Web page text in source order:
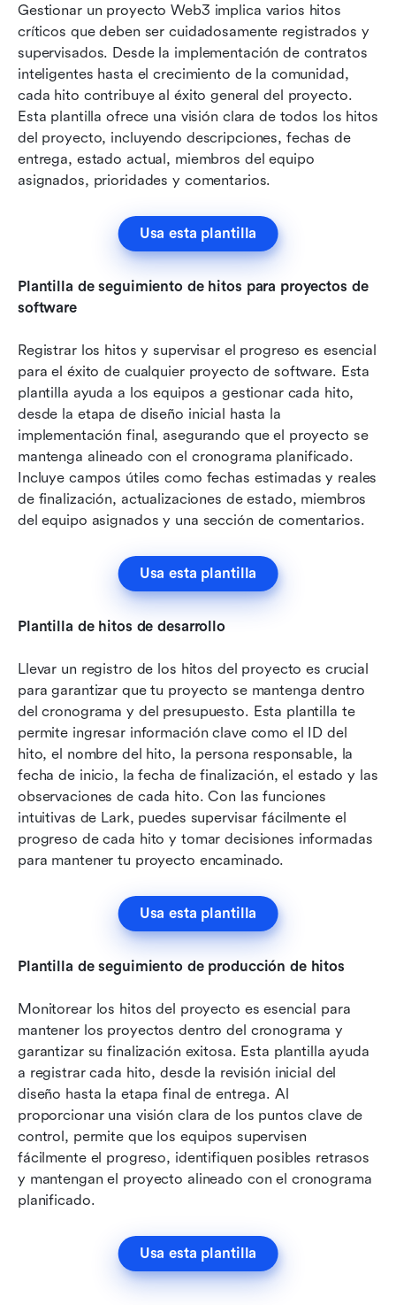
Gestionar un proyecto Web3 implica varios hitos
críticos que deben ser cuidadosamente registrados y
supervisados. Desde la implementación de contratos
inteligentes hasta el crecimiento de la comunidad,
cada hito contribuye al éxito general del proyecto.
Esta plantilla ofrece una visión clara de todos los hitos
del proyecto, incluyendo descripciones, fechas de
entrega, estado actual, miembros del equipo
asignados, prioridades y comentarios.
Usa esta plantilla
Plantilla de seguimiento de hitos para proyectos de
software
Registrar los hitos y supervisar el progreso es esencial
para el éxito de cualquier proyecto de software. Esta
plantilla ayuda a los equipos a gestionar cada hito,
desde la etapa de diseño inicial hasta la
implementación final, asegurando que el proyecto se
mantenga alineado con el cronograma planificado.
Incluye campos útiles como fechas estimadas y reales
de finalización, actualizaciones de estado, miembros
del equipo asignados y una sección de comentarios.
Usa esta plantilla
Plantilla de hitos de desarrollo
Llevar un registro de los hitos del proyecto es crucial
para garantizar que tu proyecto se mantenga dentro
del cronograma y del presupuesto. Esta plantilla te
permite ingresar información clave como el ID del
hito, el nombre del hito, la persona responsable, la
fecha de inicio, la fecha de finalización, el estado y las
observaciones de cada hito. Con las funciones
intuitivas de Lark, puedes supervisar fácilmente el
progreso de cada hito y tomar decisiones informadas
para mantener tu proyecto encaminado.
Usa esta plantilla
Plantilla de seguimiento de producción de hitos
Monitorear los hitos del proyecto es esencial para
mantener los proyectos dentro del cronograma y
garantizar su finalización exitosa. Esta plantilla ayuda
a registrar cada hito, desde la revisión inicial del
diseño hasta la etapa final de entrega. Al
proporcionar una visión clara de los puntos clave de
control, permite que los equipos supervisen
fácilmente el progreso, identifiquen posibles retrasos
y mantengan el proyecto alineado con el cronograma
planificado.
Usa esta plantilla